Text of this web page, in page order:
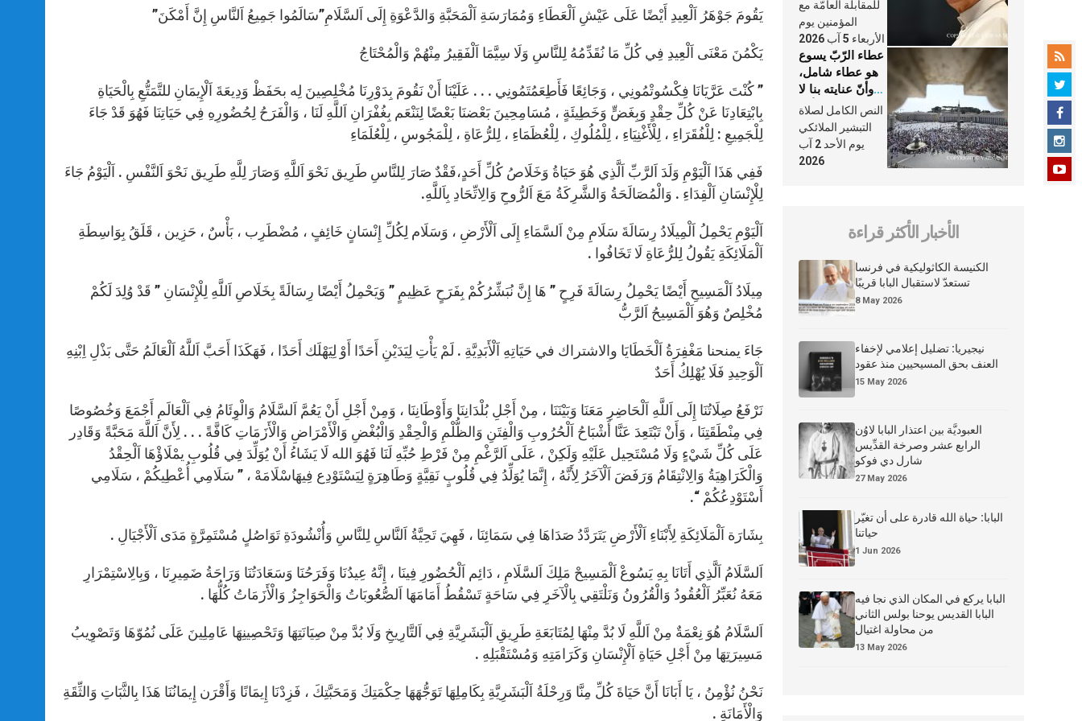
يَقُومَ جَوْهَرُ اَلْعِيدِ أَيْضًا عَلَى عَيْشِ اَلْعَطَاءِ وَمُمَارَسَةِ اَلْمَحَبَّةِ وَالدَّعْوَةِ إِلَى اَلسَّلَامِ”سَالَمُوا جَمِيعُ اَلنَّاسِ إِنَّ أَمْكَنَ”
يَكْمُنَ مَعْنَى اَلْعِيدِ فِي كُلِّ مَا نُقَدِّمُهُ لِلنَّاسِ وَلَا سِيَّمَا اَلْفَقِيرُ مِنْهُمْ وَالْمُحْتَاجُ
” كُنْتَ عَرَّيَانَا فِكْسُوتْمُونِي ، وَجَائِعًا فَأَطِعَمُتَمُونِي . . . عَلَيْنَا أَنْ نَقُومَ بِدَوْرِنَا مُخْلِصِينَ لِه بحَفَظْ وَدِيعَةَ اَلْإِيمَانِ للتَّمَتُّعِ بِالْحَيَاةِ
بِابْتِعَادِنَا عَنْ كُلِّ حِقْدٍ وَبِغَضٍّ وَخَطِيئَةٍ ، مُسَامِحِينَ بَعْضنَا بَعْضًا لِنَنْعَم بِغُفْرَانِ اَللَّهِ لَنَا ، وَالْفَرَحُ لِحُضُورِهِ فِي حَيَاتِنَا فَهُوَ قَدْ جَاءَ
لِلْجَمِيعِ : لِلْفُقَرَاءِ ، لِلْأَغْنِيَاءِ ، لِلْمُلُوكِ ، لِلْعُظَمَاءِ ، لِلرُّعَاةِ ، لِلْمَجُوسِ ، لِلْعُلَمَاءِ
فَفِي هَذَا اَلْيَوْمِ وَلَدَ اَلرَّبِّ اَلَّذِي هُوَ حَيَاةُ وَخَلَاصُ كُلِّ أَحَدٍ،فَقْدٌ صَارَ لِلنَّاسِ طَرِيق نَحْوَ اَللَّهِ وَصَارَ لِلَّهِ طَرِيق نَحْوَ اَلنَّفْسِ . اَلْيَوْمُ جَاءَ
لِلْإِنْسَانِ اَلْفِدَاءِ . وَالْمُصَالَحَةُ وَالشَّرِكَةُ مَعَ اَلرُّوحِ وَالِاتِّحَادِ بِاَللَّهِ.
اَلْيَوْمِ يَحْمِلُ اَلْمِيلَادُ رِسَالَةَ سَلَامِ مِنْ اَلسَّمَاءِ إِلَى اَلْأَرْضِ ، وَسَلَام لِكُلِّ إِنْسَانٍ خَائِفٍ ، مُضْطَرِب ، بَأْسٌ ، حَزِين ، قَلَقُ بِوَاسِطَةِ
اَلْمَلَائِكَةِ يَقُولُ لِلرُّعَاةِ لَا تَخَافُوا .
مِيلَادُ اَلْمَسِيحِ أَيْضًا يَحْمِلُ رِسَالَةَ فَرِحٍ ” هَا إِنَّ نُبَشِّرُكُمْ بِفَرَحٍ عَظِيمٍ ” وَيَحْمِلُ أَيْضًا رِسَالَةً بِخَلَاصِ اَللَّهِ لِلْإِنْسَانِ ” قَدْ وُلِدَ لَكُمْ
مُخْلِصٌ وَهُوَ اَلْمَسِيحُ اَلرَّبُّ
جَاءَ يمنحنا مَغْفِرَةُ اَلْخَطَايَا والاشتراك في حَيَاتِهِ اَلْأَبَدِيَّةِ . لَمْ يَأْتِ لِيَدَيْنِ أَحَدًا أَوْ لِيَهْلَك أَحَدًا ، فَهَكَذَا أَحَبَّ اَللَّهُ اَلْعَالَمُ حَتَّى بَذْلِ اِبْنِهِ
اَلْوَحِيدِ فَلَا يُهْلِكُ أَحَدٌ
نَرْفَعُ صِلَاتُنَا إِلَى اَللَّهِ اَلْحَاضِرِ مَعَنَا وَبَيْنَنَا ، مِنْ أَجْلِ بُلْدَانِنَا وَأَوْطَانِنَا ، وَمِنْ أَجْلِ أَنْ يَعُمَّ اَلسَّلَامُ وَالْوِئَامُ فِي اَلْعَالَمِ أَجْمَعَ وَخُصُوصًا
فِي مِنْطَقَتِنَا ، وَأَنْ تَبْتَعِدَ عَنَّا أَشْبَاحُ اَلْحُرُوبِ وَالْفِتَنِ وَالظُّلْمِ وَالْحِقْدِ وَالْبُغْضِ وَالْأَمْرَاضِ وَالْأَزَمَاتِ كَافَّةً . . . لِأَنَّ اَللَّهَ مَحَبَّةً وَقَادِر
عَلَى كُلِّ شَيْءٍ وَلَا مُسْتَحِيل عَلَيْهِ وَلَكِنْ ، عَلَى اَلرَّغْمِ مِنْ فَرْطِ حُبِّهِ لَنَا فَهُوَ الله لَا يَشَاءُ أَنْ يُوَلِّدَ فِي قُلُوبِ يمْلَاؤْهَا اَلْحِقْدُ
وَالْكَرَاهِيَةُ وَالِانْتِقَامُ وَرَفَضَ اَلْآخَرُ لِأَنَّهُ ، إِنَّمَا يُوَلِّدُ فِي قُلُوبٍ نَقِيَّةٍ وَطَاهِرَةٍ لِيَسْتَوْدِع فِيهَاسْلَامَهْ ، ” سَلَامِي أُعْطِيكُمْ ، سَلَامِي
أَسْتَوْدِعُكُمْ “.
بِشَارَة اَلْمَلَائِكَةِ لِأَبْنَاءِ اَلْأَرْضِ يَتَرَدَّدُ صَدَاهَا فِي سَمَائِنَا ، فَهِيَ تَحِيَّةُ اَلنَّاسِ لِلنَّاسِ وَأُنْشُودَةِ تَوَاصُلٍ مُسْتَمِرَّةٍ مَدَى اَلْأَجْيَالِ .
اَلسَّلَامُ اَلَّذِي أَتَانَا بِهِ يَسُوعْ اَلْمَسِيحْ مَلِكَ اَلسَّلَامِ ، دَائِم اَلْحُضُورِ فِينَا ، إِنَّهُ عِيدُنَا وَفَرَحُنَا وَسَعَادَتُنَا وَرَاحَةُ ضَمِيرِنَا ، وَبِالِاسْتِمْرَارِ
مَعَهُ نُعَبِّرُ اَلْعُقُودُ وَالْقُرُونُ وَنَلْتَقِي بِالْآخَرِ فِي سَاحَةٍ تَسْقُطُ أَمَامَهَا اَلصُّعُوبَاتُ وَالْحَوَاجِزُ وَالْأَزَمَاتُ كُلُّهَا .
اَلسَّلَامُ هُوَ نِعْمَةٌ مِنْ اَللَّهِ لَا بُدَّ مِنْهَا لِمُتَابَعَةِ طَرِيقِ اَلْبَشَرِيَّةِ فِي اَلتَّارِيخِ وَلَا بُدَّ مِنْ صِيَانَتِهَا وَتَحْصِينِهَا عَامِلِينَ عَلَى نُمُوّهَا وَتَصْوِيبُ
مَسِيرَتِهَا مِنْ أَجْلِ حَيَاةِ اَلْإِنْسَانِ وَكَرَامَتِهِ وَمُسْتَقْبَلِهِ .
نَحْنُ نُؤْمِنُ ، يَا أَبَانَا أَنَّ حَيَاةَ كُلِّ مِنَّا وَرِحْلَةُ اَلْبَشَرِيَّةِ بِكَامِلِهَا تَوَجُّهَهَا حِكْمَتِكَ وَمَحَبَّتِكَ ، فَزِدْنَا إِيمَانًا وَأَقْرَن إِيمَانُنَا هَذَا بِالثَّبَاتِ وَالثِّقَةِ
وَالْأَمَانَةِ .
الكنيسة
للمقابلة العامّة مع
المؤمنين يوم
الأربعاء 5 آب 2026
عطاء الرّبّ يسوع
هو عطاء شامل،
وأنّ عنايته بنا لا
تغيب عنّا أبدًا
النص الكامل لصلاة
التبشير الملائكي
يوم الأحد 2 آب
2026
الأخبار الأكثر قراءة
الكنيسة الكاثوليكية في فرنسا
تستعدّ لاستقبال البابا قريبًا
8 May 2026
نيجيريا: تضليل إعلامي لإخفاء
العنف بحق المسيحيين منذ عقود
15 May 2026
العبوديَّة بين اعتذار البابا لاوُن
الرابع عشر وصرخة القدِّيس
شارل دي فوكو
27 May 2026
البابا: حياة الله قادرة على أن تغيّر
حياتنا
1 Jun 2026
البابا يركع في المكان الذي نجا فيه
البابا القديس يوحنا بولس الثاني
من محاولة اغتيال
13 May 2026